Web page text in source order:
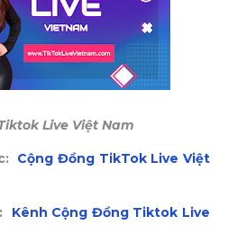
Live Việt Nam
Cộng Đồng TikTok Live Việt
Kênh Cộng Đồng Tiktok Live